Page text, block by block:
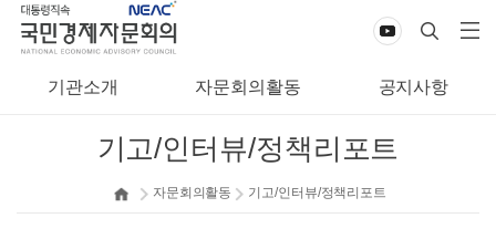
기관소개 자문회의활동 공지사항
기고/인터뷰/정책리포트
자문회의활동 기고/인터뷰/정책리포트